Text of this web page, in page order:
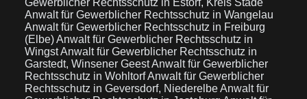
Gewerblicher Rechtsschutz in Estorf, Kreis Stade
Anwalt für Gewerblicher Rechtsschutz in Wangelau
Anwalt für Gewerblicher Rechtsschutz in Freiburg
(Elbe)Anwalt für Gewerblicher Rechtsschutz in
WingstAnwalt für Gewerblicher Rechtsschutz in
Garstedt, Winsener GeestAnwalt für Gewerblicher
Rechtsschutz in WohltorfAnwalt für Gewerblicher
Rechtsschutz in Geversdorf, NiederelbeAnwalt für